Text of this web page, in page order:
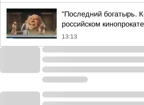
"Последний богатырь.
российском кинопрокате
13:13